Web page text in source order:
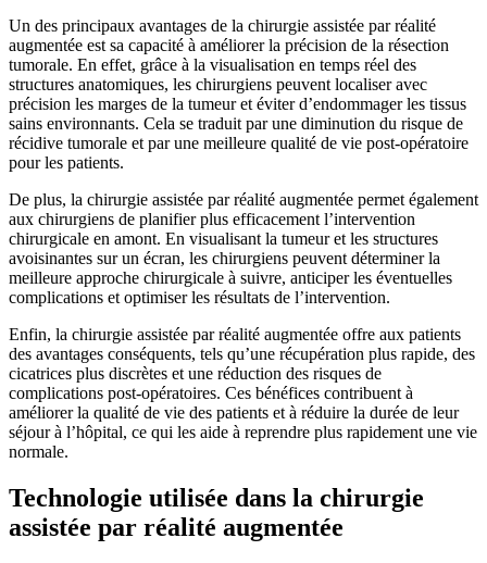
Un des principaux avantages de la chirurgie assistée par réalité
augmentée est sa capacité à améliorer la précision de la résection
tumorale. En effet, grâce à la visualisation en temps réel des
structures anatomiques, les chirurgiens peuvent localiser avec
précision les marges de la tumeur et éviter d’endommager les tissus
sains environnants. Cela se traduit par une diminution du risque de
récidive tumorale et par une meilleure qualité de vie post-opératoire
pour les patients.
De plus, la chirurgie assistée par réalité augmentée permet également
aux chirurgiens de planifier plus efficacement l’intervention
chirurgicale en amont. En visualisant la tumeur et les structures
avoisinantes sur un écran, les chirurgiens peuvent déterminer la
meilleure approche chirurgicale à suivre, anticiper les éventuelles
complications et optimiser les résultats de l’intervention.
Enfin, la chirurgie assistée par réalité augmentée offre aux patients
des avantages conséquents, tels qu’une récupération plus rapide, des
cicatrices plus discrètes et une réduction des risques de
complications post-opératoires. Ces bénéfices contribuent à
améliorer la qualité de vie des patients et à réduire la durée de leur
séjour à l’hôpital, ce qui les aide à reprendre plus rapidement une vie
normale.
Technologie utilisée dans la chirurgie
assistée par réalité augmentée